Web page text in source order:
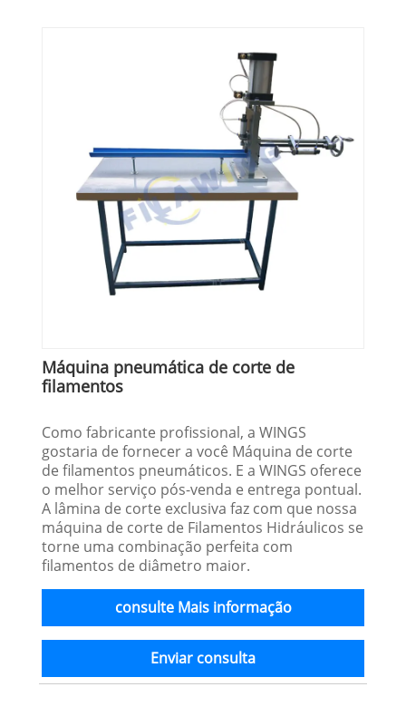
Máquina pneumática de corte de
filamentos
Como fabricante profissional, a WINGS
gostaria de fornecer a você Máquina de corte
de filamentos pneumáticos. E a WINGS oferece
o melhor serviço pós-venda e entrega pontual.
A lâmina de corte exclusiva faz com que nossa
máquina de corte de Filamentos Hidráulicos se
torne uma combinação perfeita com
filamentos de diâmetro maior.
consulte Mais informação
Enviar consulta